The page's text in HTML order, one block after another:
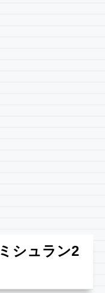
シュラン2